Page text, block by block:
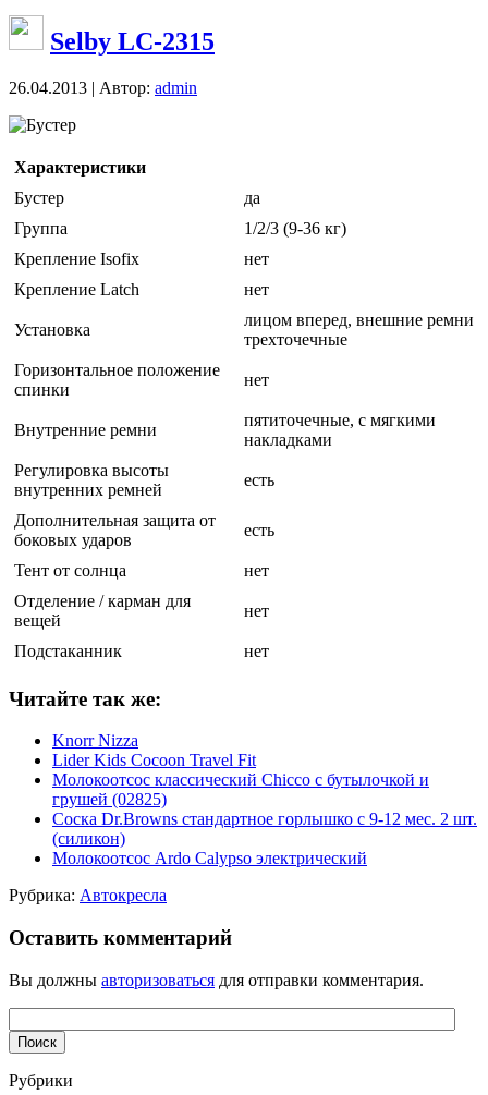
Selby LC-2315
26.04.2013 | Автор: admin
Бустер
Характеристики
Бустер
да
Группа
1/2/3 (9-36 кг)
Крепление Isofix
нет
Крепление Latch
нет
Установка
лицом вперед, внешние ремни
трехточечные
Горизонтальное положение
спинки
нет
Внутренние ремни
пятиточечные, с мягкими
накладками
Регулировка высоты
внутренних ремней
есть
Дополнительная защита от
боковых ударов
есть
Тент от солнца
нет
Отделение / карман для
вещей
нет
Подстаканник нет
Читайте так же:
Knorr Nizza
Lider Kids Cocoon Travel Fit
Молокоотсос классический Chicco с бутылочкой и
грушей (02825)
Соска Dr.Browns стандартное горлышко с 9-12 мес. 2 шт.
(силикон)
Молокоотсос Ardo Calypso электрический
Рубрика: Автокресла
Оставить комментарий
Вы должны авторизоваться для отправки комментария.
Рубрики